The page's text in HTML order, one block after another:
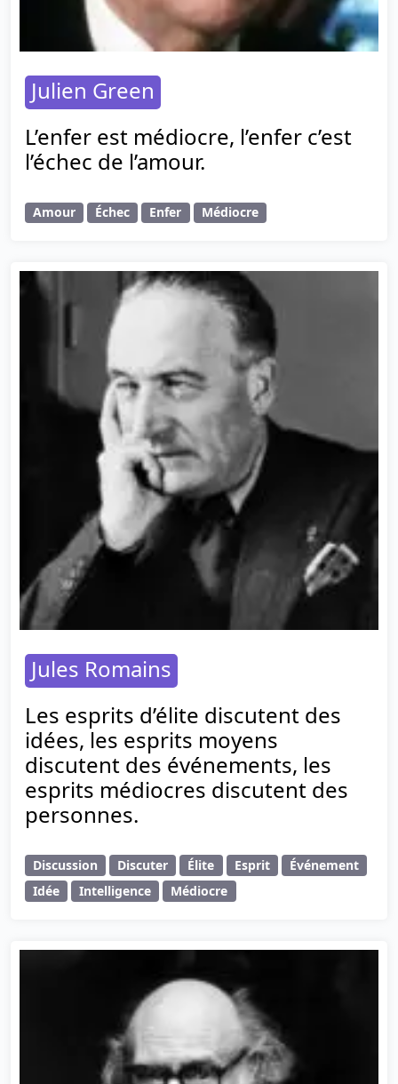
Julien Green
L’enfer est médiocre, l’enfer c’est
l’échec de l’amour.
Amour Échec Enfer Médiocre
Jules Romains
Les esprits d’élite discutent des
idées, les esprits moyens
discutent des événements, les
esprits médiocres discutent des
personnes.
Discussion Discuter Élite Esprit
Événement
Idée
Intelligence Médiocre